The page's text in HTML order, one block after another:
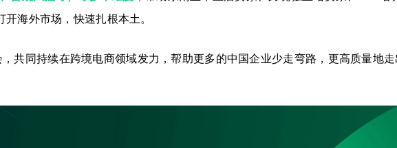
海外市场，快速扎根本土。
共同持续在跨境电商领域发力，帮助更多的中国企业少走弯路，更高质量地走